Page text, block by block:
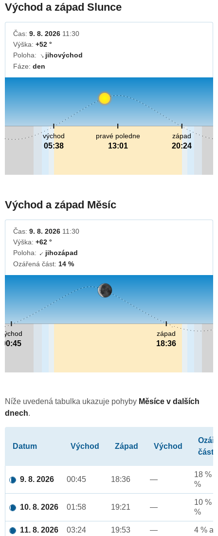
Východ a západ Slunce
Čas: 9. 8. 2026 11:30
Výška: +52 °
Poloha:
↓ jihovýchod
Fáze: den
pravé poledne
13:01
východ
05:38
západ
20:24
Východ a západ Měsíc
Čas: 9. 8. 2026 11:30
Výška: +62 °
Poloha: ↓jihozápad
Ozářená část: 14 %
východ
00:45
západ
18:36
Níže uvedená tabulka ukazuje pohyby Měsíce v dalších
dnech.
Datum Východ Západ Východ
část
9. 8. 2026 00:45 18:36 —
18 %
%
10. 8. 2026 01:58 19:21 —
10 %
%
11. 8. 2026 03:24 19:53 — 4 %